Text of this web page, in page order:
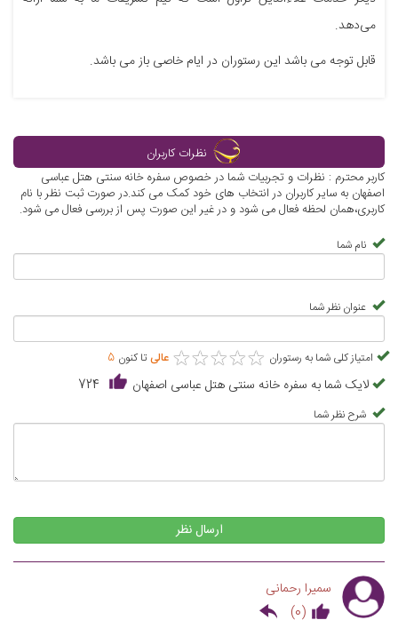
می‌دهد.
قابل توجه می باشد این رستوران در ایام خاصی باز می باشد.
نظرات کاربران
کاربر محترم : نظرات و تجربیات شما در خصوص سفره خانه سنتی هتل عباسی
اصفهان به سایر کاربران در انتخاب های خود کمک می کند.در صورت ثبت نظر با نام
کاربری،همان لحظه فعال می شود و در غیر این صورت پس از بررسی فعال می شود.
نام شما
عنوان نظر شما
امتیاز کلی شما به رستوران ★★★★★
★★★★★ عالی تا کنون 5
لایک شما به سفره خانه سنتی هتل عباسی اصفهان 724
شرح نظر شما
ارسال نظر
سمیرا رحمانی
(
0
)